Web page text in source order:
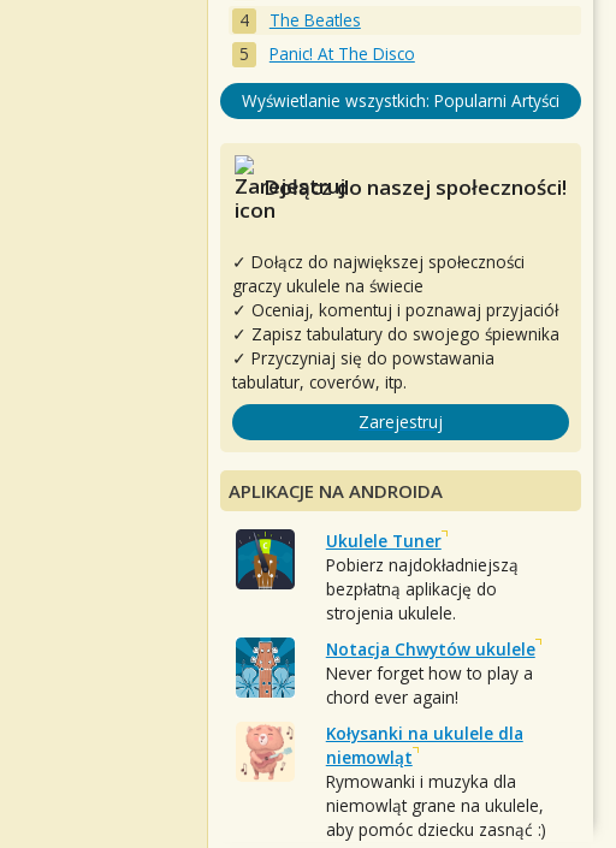
The Beatles
Panic! At The Disco
Wyświetlanie wszystkich: Popularni Artyści
Dołącz do naszej społeczności!
✓ Dołącz do największej społeczności
graczy ukulele na świecie
✓ Oceniaj, komentuj i poznawaj przyjaciół
✓ Zapisz tabulatury do swojego śpiewnika
✓ Przyczyniaj się do powstawania
tabulatur, coverów, itp.
Zarejestruj
APLIKACJE NA ANDROIDA
Ukulele Tuner
Pobierz najdokładniejszą
bezpłatną aplikację do
strojenia ukulele.
Notacja Chwytów ukulele
Never forget how to play a
chord ever again!
Kołysanki na ukulele dla
niemowląt
Rymowanki i muzyka dla
niemowląt grane na ukulele,
aby pomóc dziecku zasnąć :)